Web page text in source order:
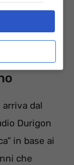
28.812
dal
Durigon
in base ai
che